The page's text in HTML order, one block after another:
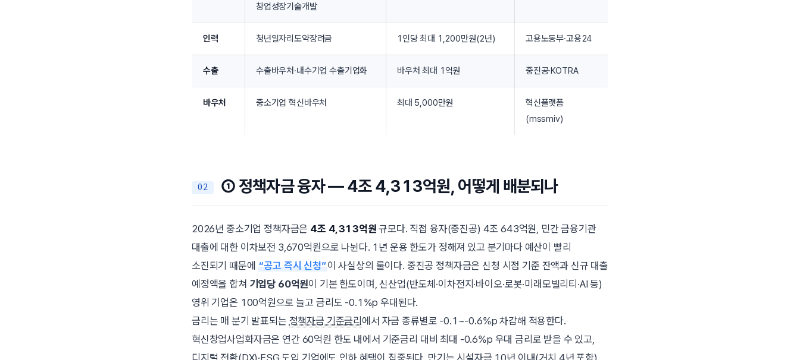
창업성장기술개발
인력 청년일자리도약장려금 1인당 최대 1,200만원(2년) 고용노동부·고용24
수출 수출바우처·내수기업 수출기업화 바우처 최대 1억원 중진공·KOTRA
바우처 중소기업 혁신바우처 최대 5,000만원
혁신플랫폼
(mssmiv)
① 정책자금 융자 — 4조 4,313억원, 어떻게 배분되나
2026년 중소기업 정책자금은 4조 4,313억원 규모다. 직접 융자(중진공) 4조 643억원, 민간 금융기관
대출에 대한 이차보전 3,670억원으로 나뉜다. 1년 운용 한도가 정해져 있고 분기마다 예산이 빨리
소진되기 때문에 “공고 즉시 신청”이 사실상의 룰이다. 중진공 정책자금은 신청 시점 기준 잔액과 신규 대출
예정액을 합쳐 기업당 60억원이 기본 한도이며, 신산업(반도체·이차전지·바이오·로봇·미래모빌리티·AI 등)
영위 기업은 100억원으로 늘고 금리도 -0.1%p 우대된다.
금리는 매 분기 발표되는 정책자금 기준금리에서 자금 종류별로 -0.1~-0.6%p 차감해 적용한다.
혁신창업사업화자금은 연간 60억원 한도 내에서 기준금리 대비 최대 -0.6%p 우대 금리로 받을 수 있고,
디지털 전환(DX)·ESG 도입 기업에도 인하 혜택이 집중된다. 만기는 시설자금 10년 이내(거치 4년 포함),